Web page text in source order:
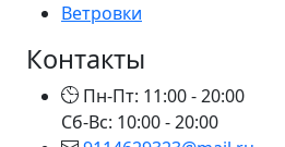
Ветровки
Контакты
Пн-Пт: 11:00 - 20:00
Сб-Вс: 10:00 - 20:00